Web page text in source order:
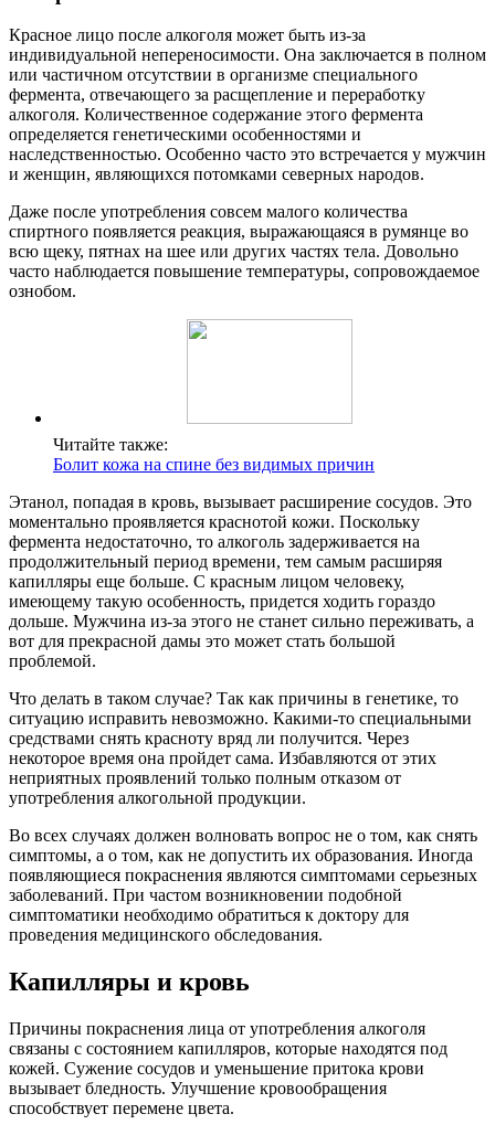
Красное лицо после алкоголя может быть из-за
индивидуальной непереносимости. Она заключается в полном
или частичном отсутствии в организме специального
фермента, отвечающего за расщепление и переработку
алкоголя. Количественное содержание этого фермента
определяется генетическими особенностями и
наследственностью. Особенно часто это встречается у мужчин
и женщин, являющихся потомками северных народов.
Даже после употребления совсем малого количества
спиртного появляется реакция, выражающаяся в румянце во
всю щеку, пятнах на шее или других частях тела. Довольно
часто наблюдается повышение температуры, сопровождаемое
ознобом.
Читайте также:
Болит кожа на спине без видимых причин
Этанол, попадая в кровь, вызывает расширение сосудов. Это
моментально проявляется краснотой кожи. Поскольку
фермента недостаточно, то алкоголь задерживается на
продолжительный период времени, тем самым расширяя
капилляры еще больше. С красным лицом человеку,
имеющему такую особенность, придется ходить гораздо
дольше. Мужчина из-за этого не станет сильно переживать, а
вот для прекрасной дамы это может стать большой
проблемой.
Что делать в таком случае? Так как причины в генетике, то
ситуацию исправить невозможно. Какими-то специальными
средствами снять красноту вряд ли получится. Через
некоторое время она пройдет сама. Избавляются от этих
неприятных проявлений только полным отказом от
употребления алкогольной продукции.
Во всех случаях должен волновать вопрос не о том, как снять
симптомы, а о том, как не допустить их образования. Иногда
появляющиеся покраснения являются симптомами серьезных
заболеваний. При частом возникновении подобной
симптоматики необходимо обратиться к доктору для
проведения медицинского обследования.
Капилляры и кровь
Причины покраснения лица от употребления алкоголя
связаны с состоянием капилляров, которые находятся под
кожей. Сужение сосудов и уменьшение притока крови
вызывает бледность. Улучшение кровообращения
способствует перемене цвета.